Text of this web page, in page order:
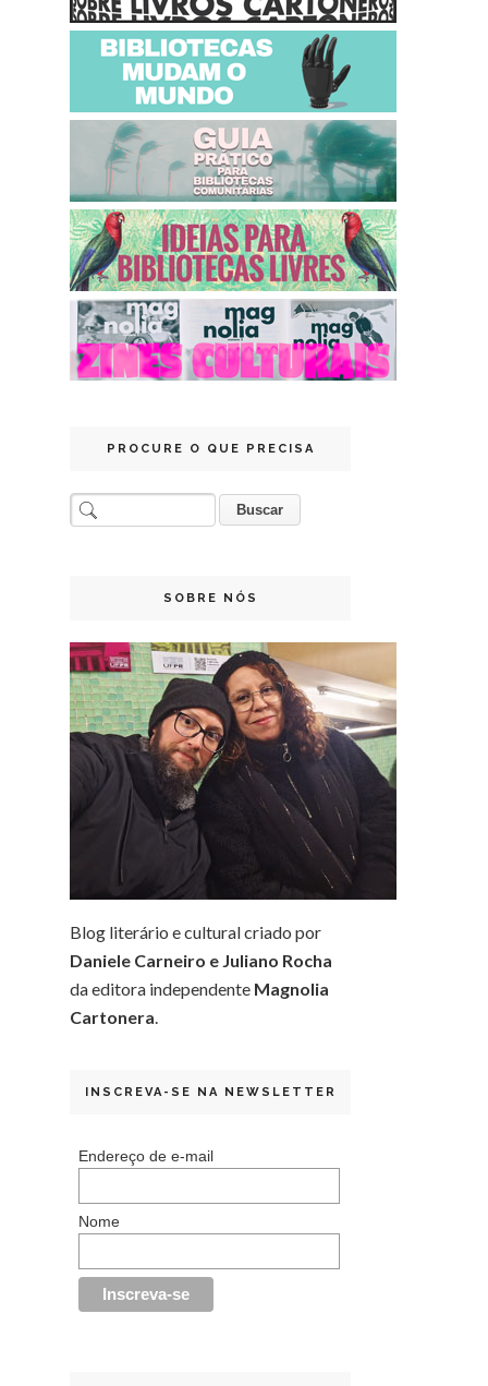
PROCURE O QUE PRECISA
SOBRE NÓS
Blog literário e cultural criado por
Daniele Carneiro e Juliano Rocha
da editora independente Magnolia
Cartonera.
INSCREVA-SE NA NEWSLETTER
Endereço de e-mail
Nome